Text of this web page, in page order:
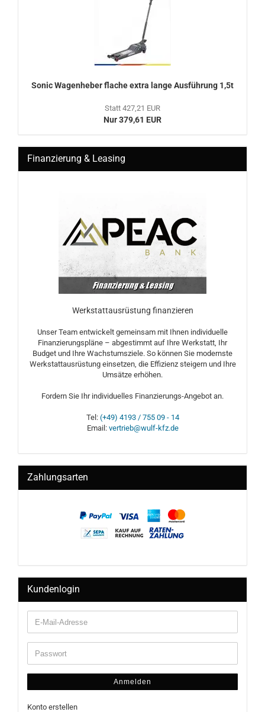
Sonic Wa­gen­he­ber fla­che extra lange Aus­füh­rung 1,5t
Statt 427,21 EUR
Nur 379,61 EUR
Finanzierung & Leasing
Werkstattausrüstung finanzieren
Unser Team entwickelt gemeinsam mit Ihnen individuelle
Finanzierungspläne – abgestimmt auf Ihre Werkstatt, Ihr
Budget und Ihre Wachstumsziele. So können Sie modernste
Werkstattausrüstung einsetzen, die Effizienz steigern und Ihre
Umsätze erhöhen.
Fordern Sie Ihr individuelles Finanzierungs-Angebot an.
Tel: (+49) 4193 / 755 09 - 14
Email: vertrieb@wulf-kfz.de
Zahlungsarten
Kundenlogin
Anmelden
Konto erstellen